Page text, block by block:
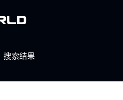
搜索结果